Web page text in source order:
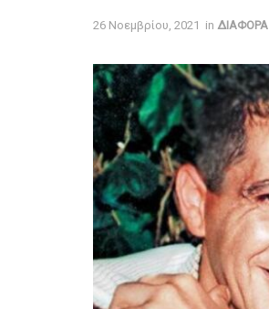
26 Νοεμβρίου, 2021 in ΔΙΑΦΟΡΑ